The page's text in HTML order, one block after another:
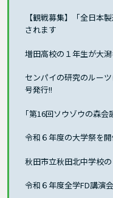
【観戦募集】「全日本
されます
増田高校の１年生が大
センパイの研究のルー
号発行!!
｢第16回ソウゾウの森会
令和６年度の大学祭を開
秋田市立秋田北中学校
令和６年度全学FD講演